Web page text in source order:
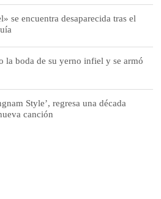
se encuentra desaparecida tras el
la boda de su yerno infiel y se armó
Style’, regresa una década
canción